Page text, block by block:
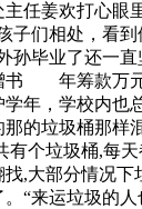
任姜欢打心眼
们相处，看到
孙毕业了还一
书 年筹款万
年，学校内也
垃圾桶那样混
有个垃圾桶,每
,大部分情况下
“来运垃圾的